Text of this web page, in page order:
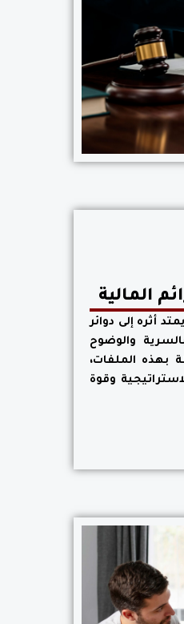
المالية
أثره إلى دوائر
والوضوح
بهذه الملفات،
وقوة